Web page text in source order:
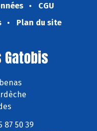
CGU
Plan du site
Gatobis
87 50 39